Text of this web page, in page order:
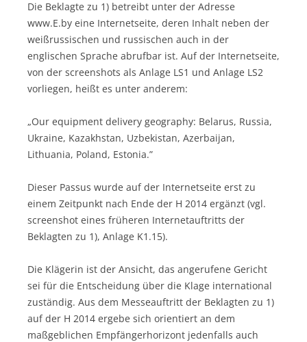
Die Beklagte zu 1) betreibt unter der Adresse
www.E.by eine Internetseite, deren Inhalt neben der
weißrussischen und russischen auch in der
englischen Sprache abrufbar ist. Auf der Internetseite,
von der screenshots als Anlage LS1 und Anlage LS2
vorliegen, heißt es unter anderem:
„Our equipment delivery geography: Belarus, Russia,
Ukraine, Kazakhstan, Uzbekistan, Azerbaijan,
Lithuania, Poland, Estonia.”
Dieser Passus wurde auf der Internetseite erst zu
einem Zeitpunkt nach Ende der H 2014 ergänzt (vgl.
screenshot eines früheren Internetauftritts der
Beklagten zu 1), Anlage K1.15).
Die Klägerin ist der Ansicht, das angerufene Gericht
sei für die Entscheidung über die Klage international
zuständig. Aus dem Messeauftritt der Beklagten zu 1)
auf der H 2014 ergebe sich orientiert an dem
maßgeblichen Empfängerhorizont jedenfalls auch